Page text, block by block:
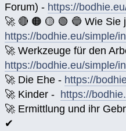
Forum) - https://
🚀 🔴 🟠 🟡 🟢 🔵 Wie Sie
https://bodhie.eu/simple/
🚀 Werkzeuge für den
https://bodhie.eu/simple/
🚀 Die Ehe - https://
🚀 Kinder - https://
🚀 Ermittlung und ihr
✔